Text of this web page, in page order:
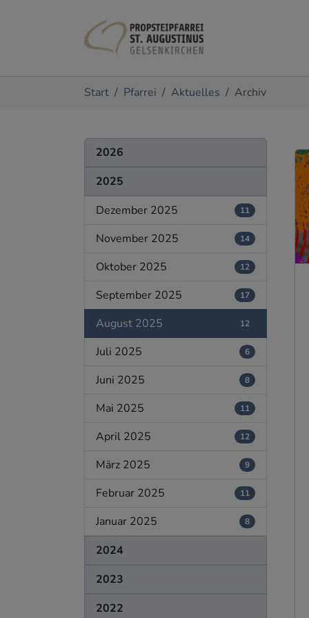
Start Pfarrei Aktuelles Archiv
2026
2025
Dezember 2025
11
November 2025 14
Oktober 2025 12
September 2025 17
August 2025 12
Juli 2025 6
Juni 2025 8
Mai 2025 11
April 2025 12
März 2025 9
Februar 2025 11
Januar 2025 8
2024
2023
2022